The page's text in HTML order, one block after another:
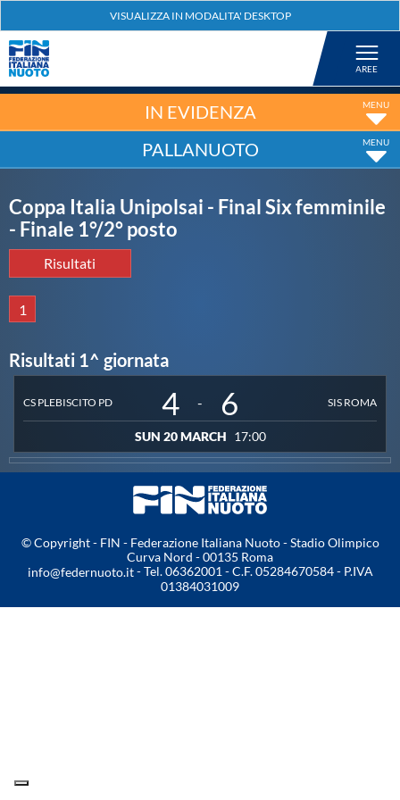
Nuoto
Tuffi
Artistico
Salvamento
GUG
IN EVIDENZA
PALLANUOTO
Coppa Italia Unipolsai - Final Six femminile
- Finale 1°/2° posto
Risultati
1
Risultati 1^ giornata
CS PLEBISCITO PD 4 - 6 SIS ROMA
SUN 20 MARCH 17:00
© Copyright - FIN - Federazione Italiana Nuoto - Stadio Olimpico
Curva Nord - 00135 Roma
info@federnuoto.it- Tel. 06362001 - C.F. 05284670584 - P.IVA
01384031009